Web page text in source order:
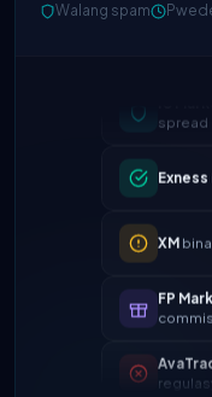
Walang spam